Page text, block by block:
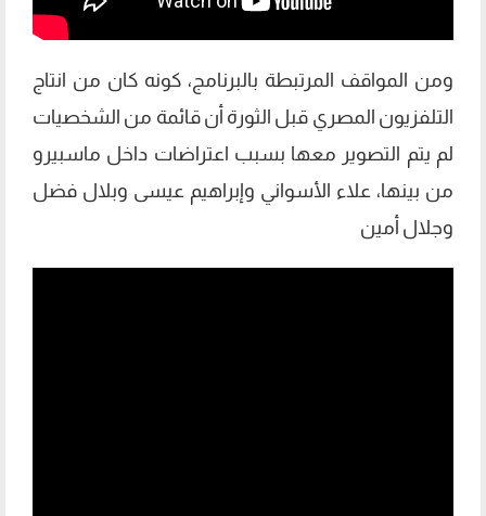
ومن المواقف المرتبطة بالبرنامج، كونه كان من انتاج
التلفزيون المصري قبل الثورة أن قائمة من الشخصيات
لم يتم التصوير معها بسبب اعتراضات داخل ماسبيرو
من بينها، علاء الأسواني وإبراهيم عيسى وبلال فضل
وجلال أمين